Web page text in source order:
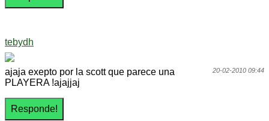
tebydh
20-02-2010 09:44
ajaja exepto por la scott que parece una
PLAYERA !ajajjaj